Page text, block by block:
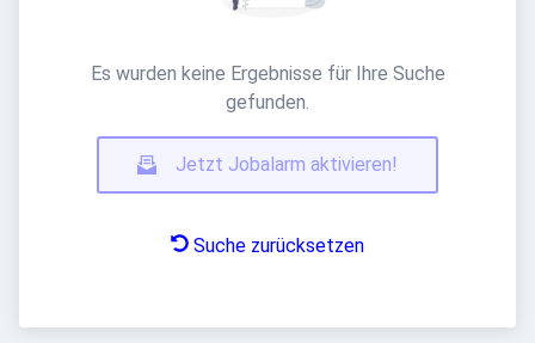
Es wurden keine Ergebnisse für Ihre Suche
gefunden.
Jetzt Jobalarm aktivieren!
Suche zurücksetzen